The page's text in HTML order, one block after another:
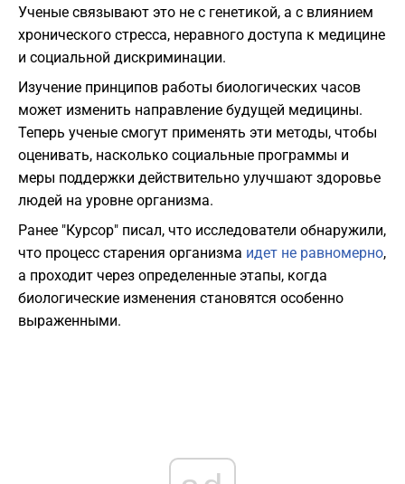
Ученые связывают это не с генетикой, а с влиянием
хронического стресса, неравного доступа к медицине
и социальной дискриминации.
Изучение принципов работы биологических часов
может изменить направление будущей медицины.
Теперь ученые смогут применять эти методы, чтобы
оценивать, насколько социальные программы и
меры поддержки действительно улучшают здоровье
людей на уровне организма.
Ранее "Курсор" писал, что исследователи обнаружили,
что процесс старения организма идет не равномерно,
а проходит через определенные этапы, когда
биологические изменения становятся особенно
выраженными.